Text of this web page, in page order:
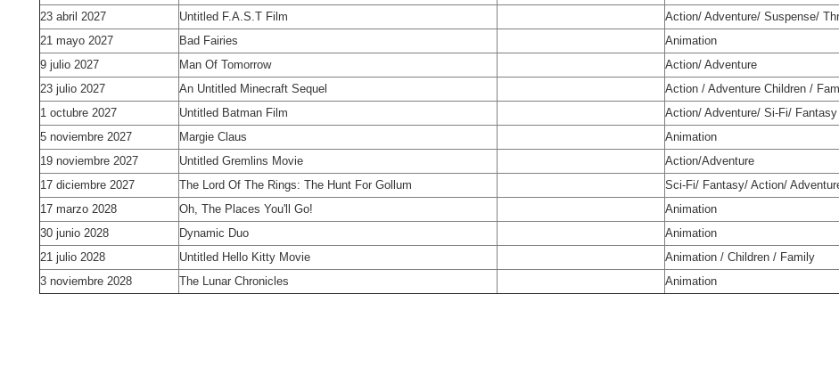
23 abril 2027
Untitled F.A.S.T Film
Action/ Adventure/ Suspense/
21 mayo 2027
Bad Fairies
Animation
9 julio 2027
Man Of Tomorrow
Action/ Adventure
23 julio 2027
An Untitled Minecraft Sequel
Action / Adventure Children /
1 octubre 2027
Untitled Batman Film
Action/ Adventure/ Si-Fi/ Fantasy
5 noviembre 2027
Margie Claus
Animation
19 noviembre 2027
Untitled Gremlins Movie
Action/Adventure
17 diciembre 2027
The Lord Of The Rings: The Hunt For Gollum
Sci-Fi/ Fantasy/ Action/
17 marzo 2028
Oh, The Places You'll Go!
Animation
30 junio 2028
Dynamic Duo
Animation
21 julio 2028
Untitled Hello Kitty Movie
Animation / Children / Family
3 noviembre 2028
The Lunar Chronicles Animation